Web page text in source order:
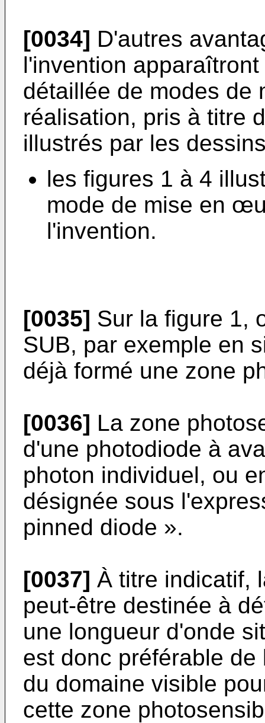
[0034] D'autres
l'invention
détaillée de modes
réalisation, pris à titre
illustrés par les
les figures 1 à 4
mode de mise en
l'invention.
[0035] Sur la figure 1,
SUB, par exemple en
déjà formé une zone
[0036] La zone
d'une photodiode à
photon individuel, ou
désignée sous
pinned diode ».
[0037] À titre indicatif,
peut-être destinée à
une longueur d'onde
est donc préférable
du domaine visible
cette zone